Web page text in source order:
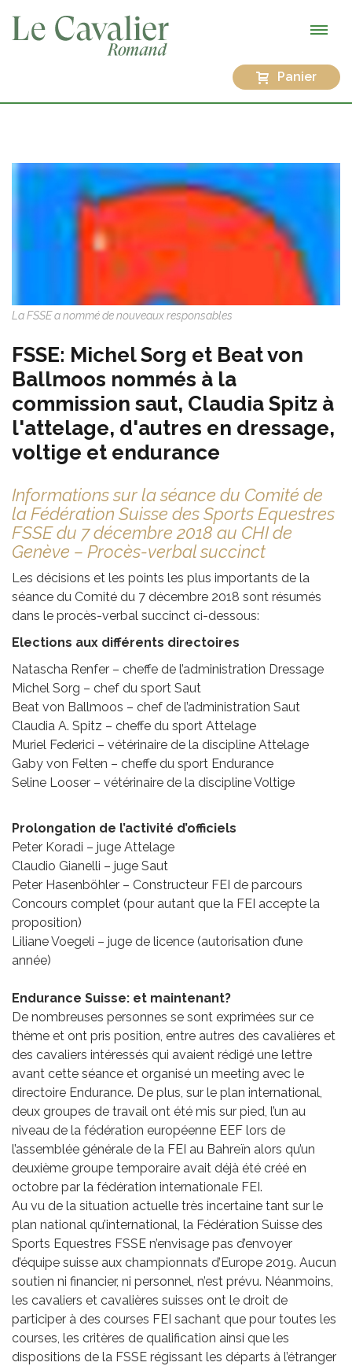
Panier
La FSSE a nommé de nouveaux responsables
FSSE: Michel Sorg et Beat von
Ballmoos nommés à la
commission saut, Claudia Spitz à
l'attelage, d'autres en dressage,
voltige et endurance
Informations sur la séance du Comité de
la Fédération Suisse des Sports Equestres
FSSE du 7 décembre 2018 au CHI de
Genève – Procès-verbal succinct
Les décisions et les points les plus importants de la
séance du Comité du 7 décembre 2018 sont résumés
dans le procès-verbal succinct ci-dessous:
Elections aux différents directoires
Natascha Renfer – cheffe de l’adminis­tration Dressage
Michel Sorg – chef du sport Saut
Beat von Ballmoos – chef de l’adminis­tration Saut
Claudia A. Spitz – cheffe du sport Attelage
Muriel Federici – vétérinaire de la discipline Attelage
Gaby von Felten – cheffe du sport Endurance
Seline Looser – vétérinaire de la discipline Voltige
Prolongation de l’activité d’officiels
Peter Koradi – juge Attelage
Claudio Gianelli – juge Saut
Peter Hasenböhler – Constructeur FEI de parcours
Concours complet (pour autant que la FEI accepte la
proposition)
Liliane Voegeli – juge de licence (autorisation d’une
année)
Endurance Suisse: et maintenant?
De nombreuses personnes se sont exprimées sur ce
thème et ont pris position, entre autres des cavalières et
des cavaliers intéressés qui avaient rédigé une lettre
avant cette séance et organisé un meeting avec le
directoire Endurance. De plus, sur le plan international,
deux groupes de travail ont été mis sur pied, l’un au
niveau de la fédération européenne EEF lors de
l’assemblée générale de la FEI au Bahreïn alors qu’un
deuxième groupe temporaire avait déjà été créé en
octobre par la fédération internationale FEI.
Au vu de la situation actuelle très incertaine tant sur le
plan national qu’international, la Fédération Suisse des
Sports Equestres FSSE n’envisage pas d’envoyer
d’équipe suisse aux championnats d’Europe 2019. Aucun
soutien ni financier, ni personnel, n’est prévu. Néanmoins,
les cavaliers et cavalières suisses ont le droit de
participer à des courses FEI sachant que pour toutes les
courses, les critères de qualification ainsi que les
dispositions de la FSSE régissant les départs à l’étranger